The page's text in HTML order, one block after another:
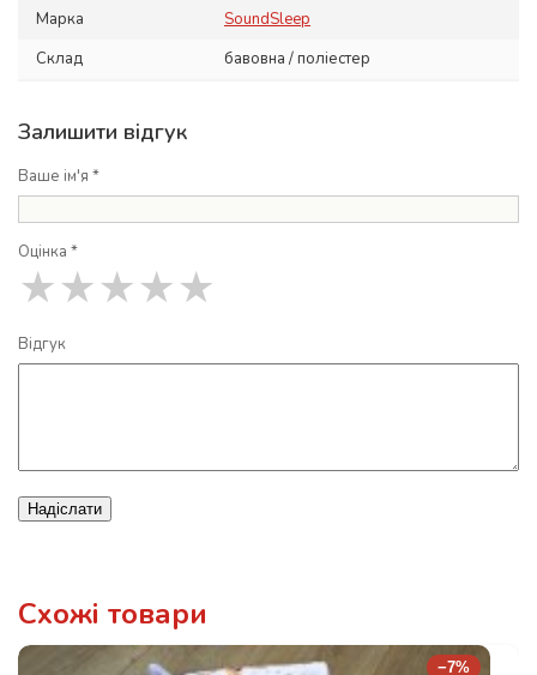
Марка
SoundSleep
Склад
бавовна / поліестер
Залишити відгук
Ваше ім'я *
Оцінка *
★
★
★
★
★
Відгук
Надіслати
Схожі товари
−7%